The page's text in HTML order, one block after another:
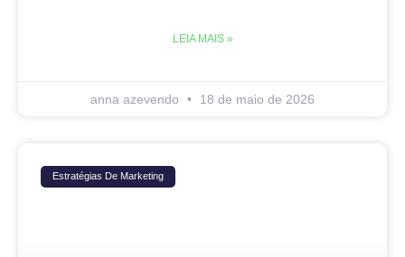
LEIA MAIS »
anna azevendo 18 de maio de 2026
Estratégias De Marketing